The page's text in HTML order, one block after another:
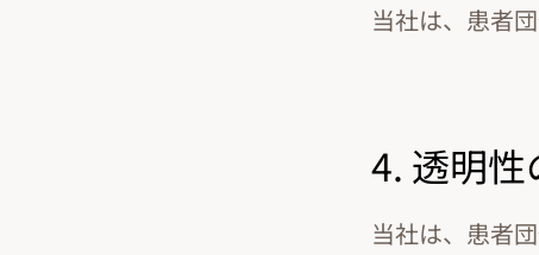
当社は、患者
4. 透明性
当社は、患者